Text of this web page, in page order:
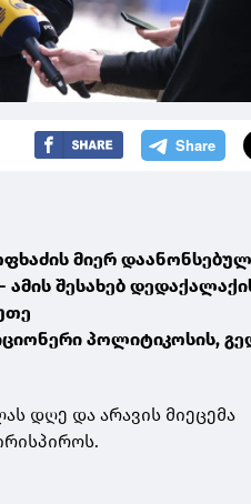
მიერ
შესახებ
პოლიტიკოსის,
დღე და არავის მიეცემა